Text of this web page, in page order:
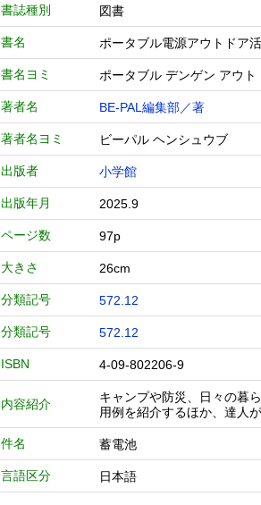
書誌種別 図書
書名 ポータブル電源アウト
書名ヨミ ポータブル デンゲン アウ
著者名 BE-PAL編集部／著
著者名ヨミ ビーパル ヘンシュウブ
出版者 小学館
出版年月 2025.9
ページ数 97p
大きさ 26cm
分類記号 572.12
分類記号 572.12
ISBN 4-09-802206-9
内容紹介
キャンプや防災、日々の暮
用例を紹介するほか、達人
件名 蓄電池
言語区分 日本語